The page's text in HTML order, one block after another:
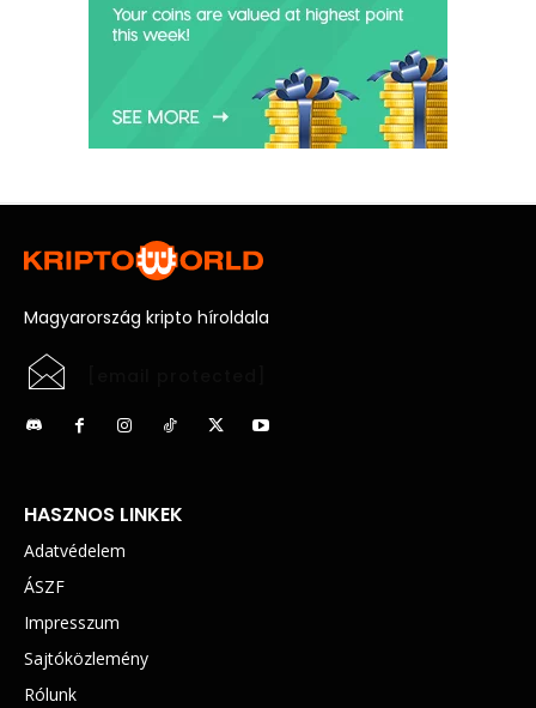
Magyarország kripto híroldala
HASZNOS LINKEK
Adatvédelem
ÁSZF
Impresszum
Sajtóközlemény
Rólunk